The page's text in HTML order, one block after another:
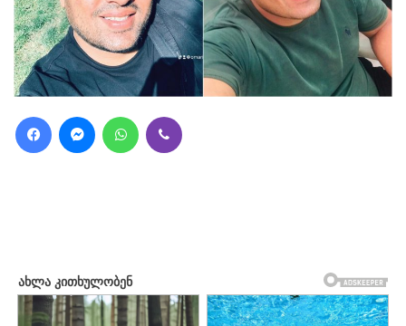
FacebookMessengerWhatsApp